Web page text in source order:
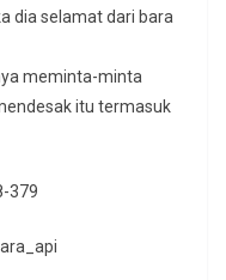
dia selamat dari bara
meminta-minta
itu termasuk
379